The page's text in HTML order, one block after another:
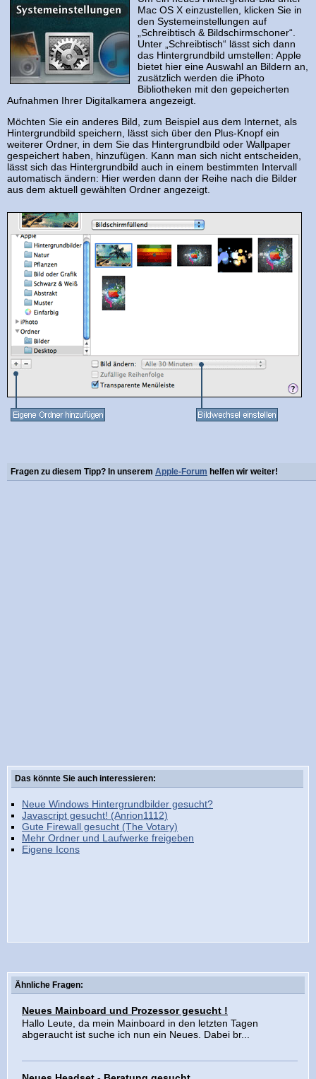
Mac OS X einzustellen, klicken Sie in
den Systemeinstellungen auf
„Schreibtisch & Bildschirmschoner“.
Unter „Schreibtisch“ lässt sich dann
das Hintergrundbild umstellen: Apple
bietet hier eine Auswahl an Bildern an,
zusätzlich werden die iPhoto
Bibliotheken mit den gepeicherten
Aufnahmen Ihrer Digitalkamera angezeigt.
Möchten Sie ein anderes Bild, zum Beispiel aus dem Internet, als
Hintergrundbild speichern, lässt sich über den Plus-Knopf ein
weiterer Ordner, in dem Sie das Hintergrundbild oder Wallpaper
gespeichert haben, hinzufügen. Kann man sich nicht entscheiden,
lässt sich das Hintergrundbild auch in einem bestimmten Intervall
automatisch ändern: Hier werden dann der Reihe nach die Bilder
aus dem aktuell gewählten Ordner angezeigt.
Fragen zu diesem Tipp? In unserem Apple-Forum helfen wir weiter!
Das könnte Sie auch interessieren:
Neue Windows Hintergrundbilder gesucht?
Javascript gesucht! (Anrion1112)
Gute Firewall gesucht (The Votary)
Mehr Ordner und Laufwerke freigeben
Eigene Icons
Ähnliche Fragen:
Neues Mainboard und Prozessor gesucht !
Hallo Leute, da mein Mainboard in den letzten Tagen
abgeraucht ist suche ich nun ein Neues. Dabei br...